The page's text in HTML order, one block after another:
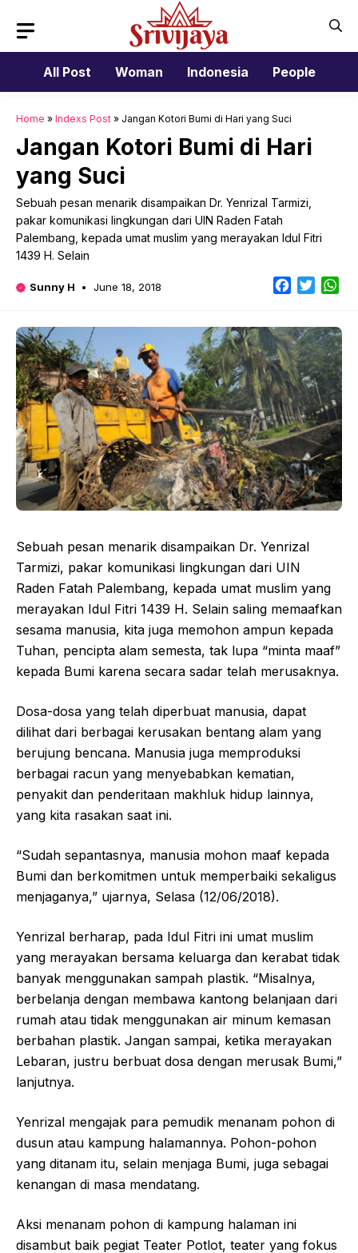
content
All Post
Woman Indonesia People
Home » Indexs Post » Jangan Kotori Bumi di Hari yang Suci
Jangan Kotori Bumi di Hari
yang Suci
Sebuah pesan menarik disampaikan Dr. Yenrizal Tarmizi,
pakar komunikasi lingkungan dari UIN Raden Fatah
Palembang, kepada umat muslim yang merayakan Idul Fitri
1439 H. Selain
Sunny H June 18, 2018 Facebook
Twitter
Sebuah pesan menarik disampaikan Dr. Yenrizal
Tarmizi, pakar komunikasi lingkungan dari UIN
Raden Fatah Palembang, kepada umat muslim yang
merayakan Idul Fitri 1439 H. Selain saling memaafkan
sesama manusia, kita juga memohon ampun kepada
Tuhan, pencipta alam semesta, tak lupa “minta maaf”
kepada Bumi karena secara sadar telah merusaknya.
Dosa-dosa yang telah diperbuat manusia, dapat
dilihat dari berbagai kerusakan bentang alam yang
berujung bencana. Manusia juga memproduksi
berbagai racun yang menyebabkan kematian,
penyakit dan penderitaan makhluk hidup lainnya,
yang kita rasakan saat ini.
“Sudah sepantasnya, manusia mohon maaf kepada
Bumi dan berkomitmen untuk memperbaiki sekaligus
menjaganya,” ujarnya, Selasa (12/06/2018).
Yenrizal berharap, pada Idul Fitri ini umat muslim
yang merayakan bersama keluarga dan kerabat tidak
banyak menggunakan sampah plastik. “Misalnya,
berbelanja dengan membawa kantong belanjaan dari
rumah atau tidak menggunakan air minum kemasan
berbahan plastik. Jangan sampai, ketika merayakan
Lebaran, justru berbuat dosa dengan merusak Bumi,”
lanjutnya.
Yenrizal mengajak para pemudik menanam pohon di
dusun atau kampung halamannya. Pohon-pohon
yang ditanam itu, selain menjaga Bumi, juga sebagai
kenangan di masa mendatang.
Aksi menanam pohon di kampung halaman ini
disambut baik pegiat Teater Potlot, teater yang fokus